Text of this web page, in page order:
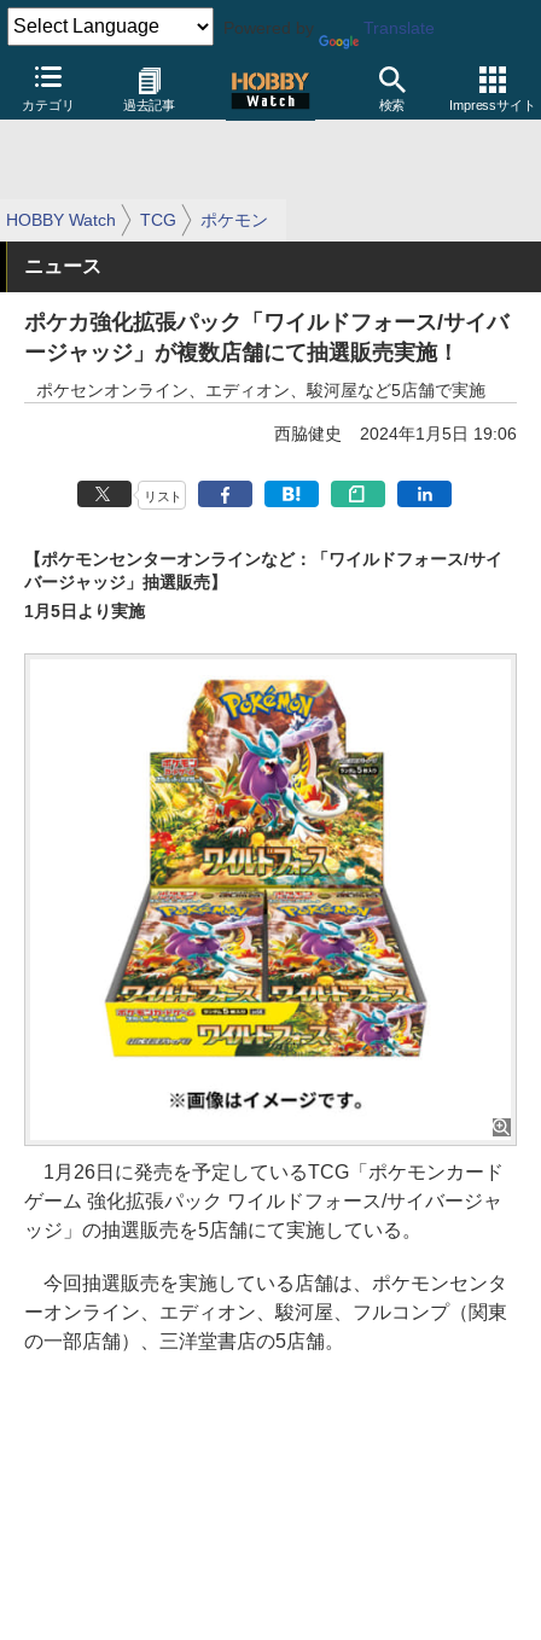
Powered by Translate
カテゴリ 過去記事 検索 Impressサイト
HOBBY Watch TCG ポケモン
ニュース
ポケカ強化拡張パック「ワイルドフォース/サイバ
ージャッジ」が複数店舗にて抽選販売実施！
ポケセンオンライン、エディオン、駿河屋など5店舗で実施
西脇健史 2024年1月5日 19:06
リスト
【ポケモンセンターオンラインなど：「ワイルドフォース/サイ
バージャッジ」抽選販売】
1月5日より実施
1月26日に発売を予定しているTCG「ポケモンカード
ゲーム 強化拡張パック ワイルドフォース/サイバージャ
ッジ」の抽選販売を5店舗にて実施している。
今回抽選販売を実施している店舗は、ポケモンセンタ
ーオンライン、エディオン、駿河屋、フルコンプ（関東
の一部店舗）、三洋堂書店の5店舗。